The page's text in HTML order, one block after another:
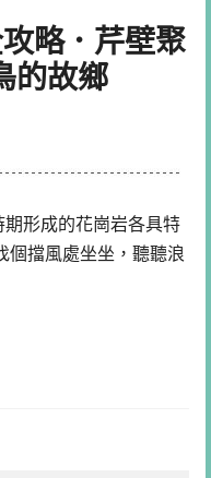
略．芹壁聚
的故鄉
期形成的花崗岩各具特
個擋風處坐坐，聽聽浪